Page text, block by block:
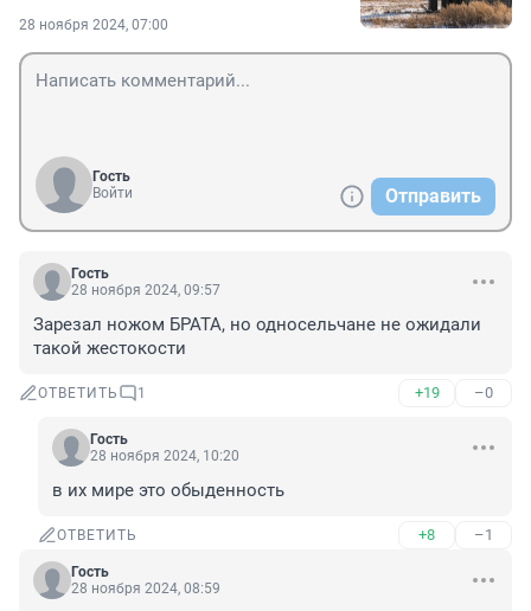
28 ноября 2024, 07:00
Гость
Войти
Отправить
Гость
28 ноября 2024, 09:57
Зарезал ножом БРАТА, но односельчане не ожидали
такой жестокости
ОТВЕТИТЬ 1 +19 –0
Гость
28 ноября 2024, 10:20
в их мире это обыденность
ОТВЕТИТЬ +8 –1
Гость
28 ноября 2024, 08:59